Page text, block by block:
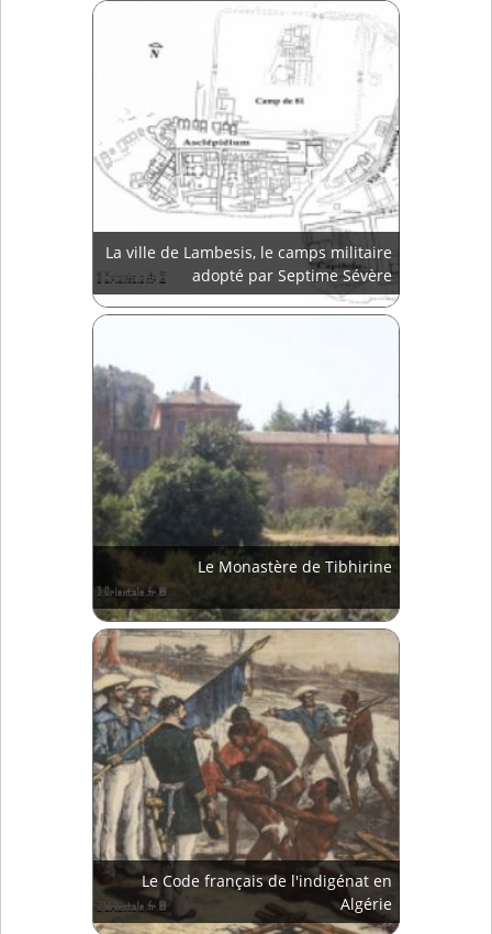
La ville de Lambesis, le camps militaire
adopté par Septime Sévère
Le Monastère de Tibhirine
Le Code français de l'indigénat en
Algérie